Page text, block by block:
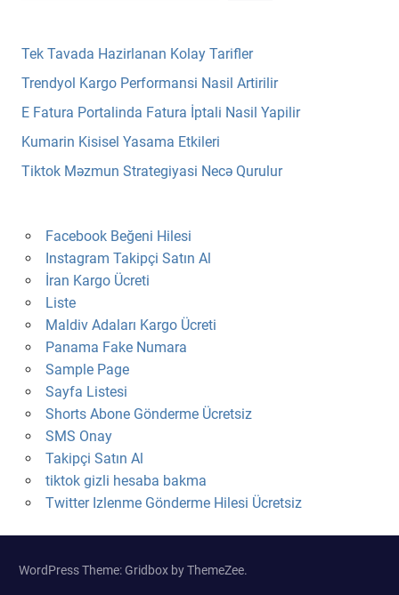
Tek Tavada Hazirlanan Kolay Tarifler
Trendyol Kargo Performansi Nasil Artirilir
E Fatura Portalinda Fatura İptali Nasil Yapilir
Kumarin Kisisel Yasama Etkileri
Tiktok Məzmun Strategiyasi Necə Qurulur
Facebook Beğeni Hilesi
Instagram Takipçi Satın Al
İran Kargo Ücreti
Liste
Maldiv Adaları Kargo Ücreti
Panama Fake Numara
Sample Page
Sayfa Listesi
Shorts Abone Gönderme Ücretsiz
SMS Onay
Takipçi Satın Al
tiktok gizli hesaba bakma
Twitter Izlenme Gönderme Hilesi Ücretsiz
WordPress Theme: Gridbox by ThemeZee.